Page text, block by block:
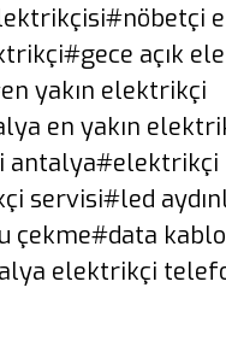
#nöbetçi
#gece açık
yakın elektrikçi
en yakın
antalya#elektrikçi
servisi#led
çekme#data
elektrikçi